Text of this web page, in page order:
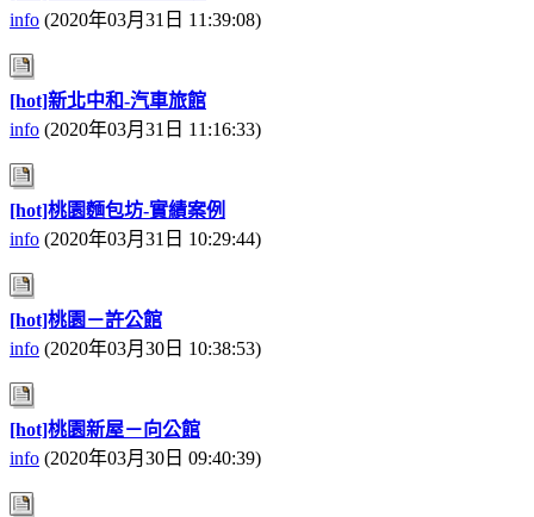
info (2020年03月31日 11:39:08)
[hot]新北中和-汽車旅館
info (2020年03月31日 11:16:33)
[hot]桃園麵包坊-實績案例
info (2020年03月31日 10:29:44)
[hot]桃園－許公館
info (2020年03月30日 10:38:53)
[hot]桃園新屋－向公館
info (2020年03月30日 09:40:39)